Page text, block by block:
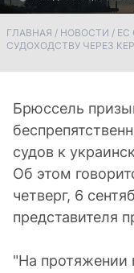
ГЛАВНАЯ / НОВОСТИ / ЕС
СУДОХОДСТВУ ЧЕРЕЗ
Брюссель
судов к
Об этом
четверг, 6
представителя
"На протяжении